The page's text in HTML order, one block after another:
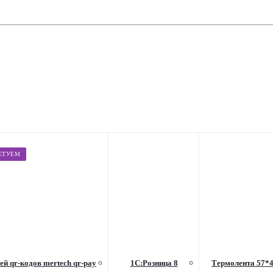
qr-кодов mertech qr-pay 1С:Розница 8 Термолента